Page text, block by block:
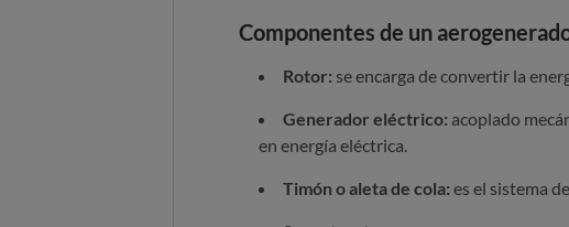
Componentes de un
Rotor: se encarga de convertir la
Generador eléctrico: acoplado
en energía eléctrica.
Timón o aleta de cola: es el sistema